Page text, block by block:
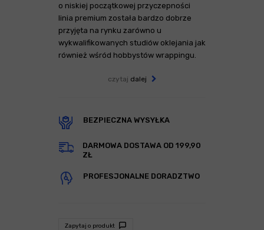
o niskiej początkowej przyczepności
linia premium została bardzo dobrze
przyjęta na rynku zarówno u
wykwalifikowanych studiów oklejania jak
również wśród hobbystów wrappingu.
czytaj dalej
BEZPIECZNA WYSYŁKA
DARMOWA DOSTAWA OD 199,90
ZŁ
PROFESJONALNE DORADZTWO
Zapytaj o produkt